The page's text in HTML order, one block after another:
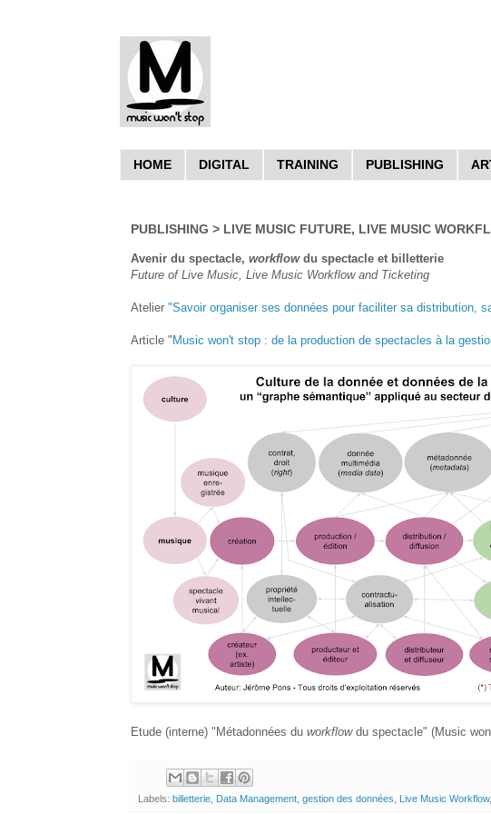
HOME DIGITAL TRAINING PUBLISHING
PUBLISHING > LIVE MUSIC FUTURE, LIVE MUSIC
Avenir du spectacle, workflowdu spectacle et billetterie
Future of Live Music, Live Music Workflow and Ticketing
Atelier "Savoir organiser ses données pour faciliter sa distribution,
Article " Music won't stop : de la production de spectacles à la
Etude (interne) "Métadonnées du workflowdu spectacle" (Music
Labels: billetterie Data Management gestion des données Live Music Workflow,